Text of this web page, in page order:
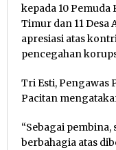
kepada 10
Timur dan 11
apresiasi atas
pencegahan
Tri Esti, Pengawas
Pacitan
“Sebagai
berbahagia atas